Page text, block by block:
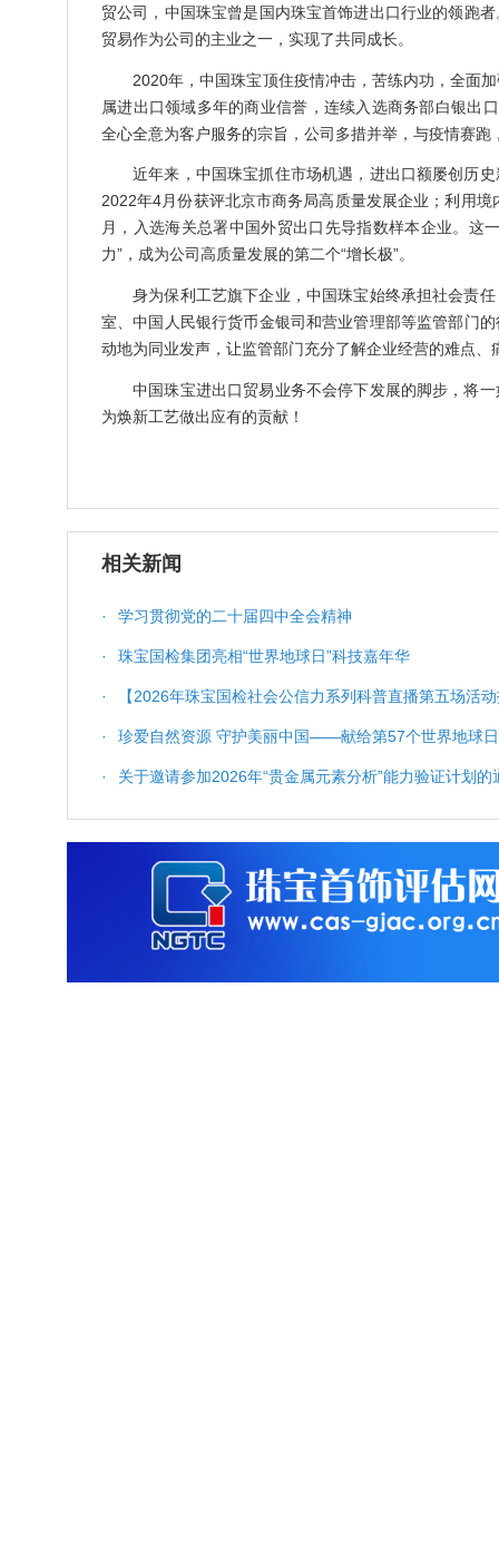
贸公司，中国珠宝曾是国内珠宝首饰进出口行业的领跑
贸易作为公司的主业之一，实现了共同成长。
2020年，中国珠宝顶住疫情冲击，苦练内功，全面
属进出口领域多年的商业信誉，连续入选商务部白银出
全心全意为客户服务的宗旨，公司多措并举，与疫情赛
近年来，中国珠宝抓住市场机遇，进出口额屡创历
2022年4月份获评北京市商务局高质量发展企业；利用
月，入选海关总署中国外贸出口先导指数样本企业。这
力”，成为公司高质量发展的第二个“增长极”。
身为保利工艺旗下企业，中国珠宝始终承担社会责
室、中国人民银行货币金银司和营业管理部等监管部门
动地为同业发声，让监管部门充分了解企业经营的难点
中国珠宝进出口贸易业务不会停下发展的脚步，将
为焕新工艺做出应有的贡献！
相关新闻
· 学习贯彻党的二十届四中全会精神
· 珠宝国检集团亮相“世界地球日”科技嘉年华
· 【2026年珠宝国检社会公信力系列科普直播第五场活
科普服务与质量保障
· 珍爱自然资源 守护美丽中国——献给第57个世界地球日
· 关于邀请参加2026年“贵金属元素分析”能力验证计划的